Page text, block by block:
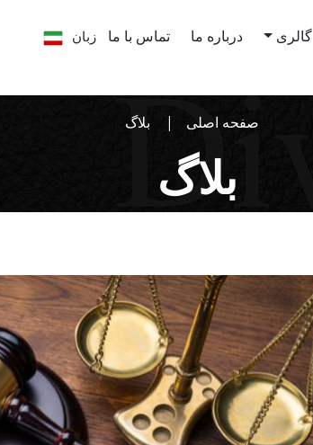
گالری درباره ما تماس با ما زبان
صفحه اصلی بلاگ
بلاگ